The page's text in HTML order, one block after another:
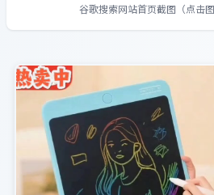
谷歌搜索网站首页截图（点击